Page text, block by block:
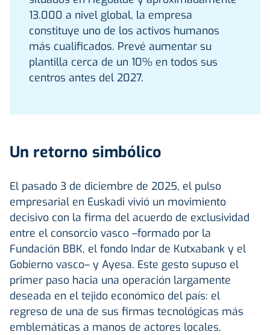
13.000 a nivel global, la empresa
constituye uno de los activos humanos
más cualificados. Prevé aumentar su
plantilla cerca de un 10% en todos sus
centros antes del 2027.
Un retorno simbólico
El pasado 3 de diciembre de 2025, el pulso
empresarial en Euskadi vivió un movimiento
decisivo con la firma del acuerdo de exclusividad
entre el consorcio vasco –formado por la
Fundación BBK, el fondo Indar de Kutxabank y el
Gobierno vasco– y Ayesa. Este gesto supuso el
primer paso hacia una operación largamente
deseada en el tejido económico del país: el
regreso de una de sus firmas tecnológicas más
emblemáticas a manos de actores locales.